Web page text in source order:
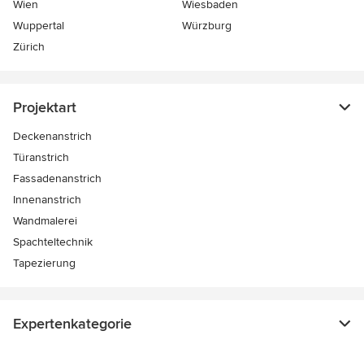
Wien
Wiesbaden
Wuppertal
Würzburg
Zürich
Projektart
Deckenanstrich
Türanstrich
Fassadenanstrich
Innenanstrich
Wandmalerei
Spachteltechnik
Tapezierung
Expertenkategorie